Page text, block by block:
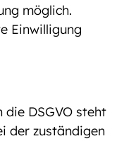
möglich.
Einwilligung
DSGVO steht
der zuständigen